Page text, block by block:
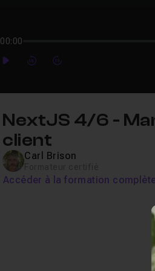
00:00
ForwardForward
NextJS 4/6 -
client
Carl Brison
Accéder à la formation